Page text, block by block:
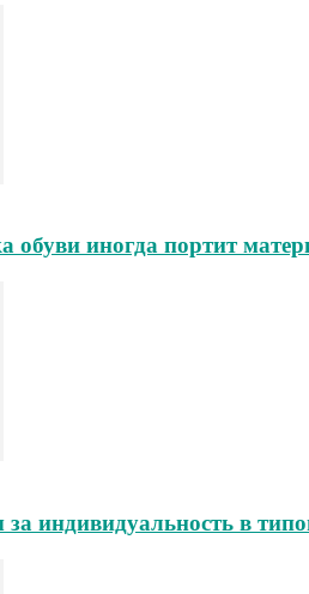
иногда портит
индивидуальность в